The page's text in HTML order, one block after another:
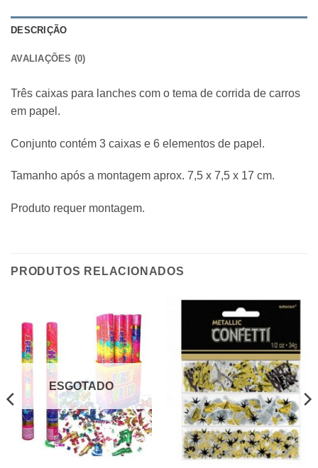
DESCRIÇÃO
AVALIAÇÕES (0)
Três caixas para lanches com o tema de corrida de carros
em papel.
Conjunto contém 3 caixas e 6 elementos de papel.
Tamanho após a montagem aprox. 7,5 x 7,5 x 17 cm.
Produto requer montagem.
PRODUTOS RELACIONADOS
ESGOTADO